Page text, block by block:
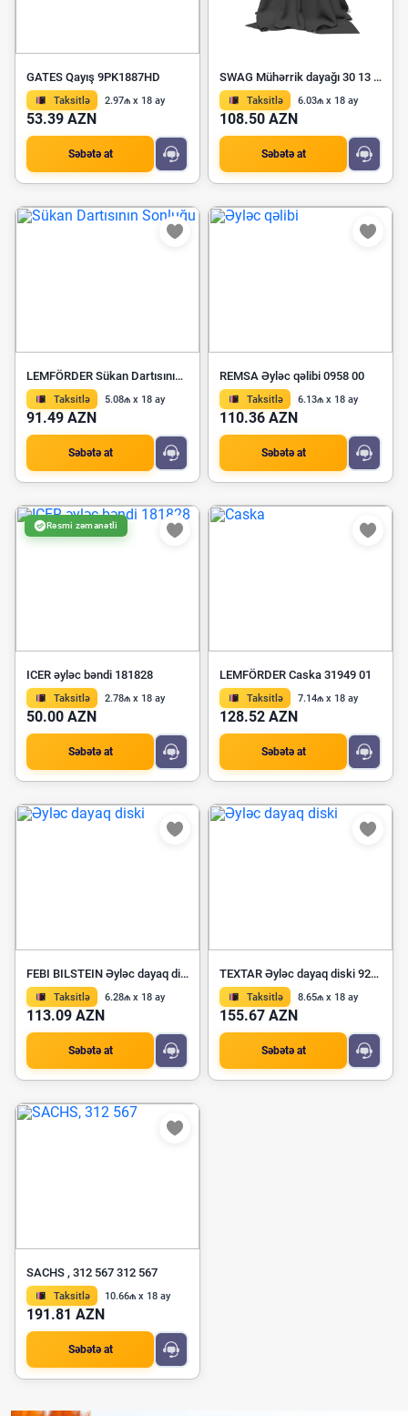
GATES Qayış 9PK1887HD
Taksitlə 2.97₼ x 18 ay
53.39 AZN
Səbətə at
SWAG Mühərrik dayağı 30 13 0080
Taksitlə 6.03₼ x 18 ay
108.50 AZN
Səbətə at
LEMFÖRDER Sükan Dartısının Sonluğu 36970 01
Taksitlə 5.08₼ x 18 ay
91.49 AZN
Səbətə at
REMSA Əyləc qəlibi 0958 00
Taksitlə 6.13₼ x 18 ay
110.36 AZN
Səbətə at
Rəsmi zəmanətli
ICER əyləc bəndi 181828
Taksitlə 2.78₼ x 18 ay
50.00 AZN
Səbətə at
LEMFÖRDER Caska 31949 01
Taksitlə 7.14₼ x 18 ay
128.52 AZN
Səbətə at
FEBI BILSTEIN Əyləc dayaq diski 09102
Taksitlə 6.28₼ x 18 ay
113.09 AZN
Səbətə at
TEXTAR Əyləc dayaq diski 92307005
Taksitlə 8.65₼ x 18 ay
155.67 AZN
Səbətə at
SACHS , 312 567 312 567
Taksitlə 10.66₼ x 18 ay
191.81 AZN
Səbətə at